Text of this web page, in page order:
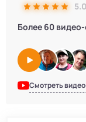
Септики КИТ 44
5.0
Более 60
Смотреть